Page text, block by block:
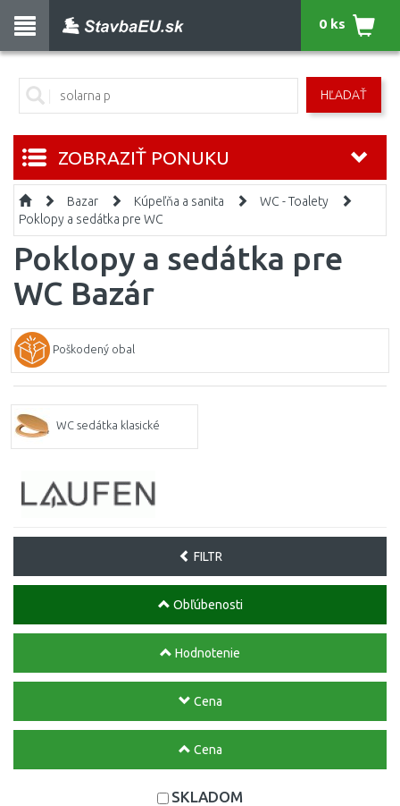
HĽADAŤ
0 ks
ZOBRAZIŤ PONUKU
Bazar Kúpeľňa a sanita
WC - Toalety
Poklopy a sedátka pre WC
Poklopy a sedátka pre
WC Bazár
Poškodený obal
WC sedátka klasické
FILTR
Obľúbenosti
Hodnotenie
Cena
Cena
SKLADOM